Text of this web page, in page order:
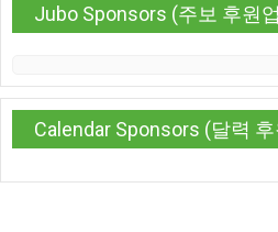
Jubo Sponsors (주보 후원
Calendar Sponsors (달력